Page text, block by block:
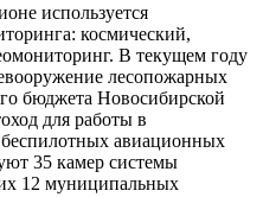
используется
космический,
В текущем году
лесопожарных
бюджета Новосибирской
для работы в
авиационных
35 камер системы
12 муниципальных